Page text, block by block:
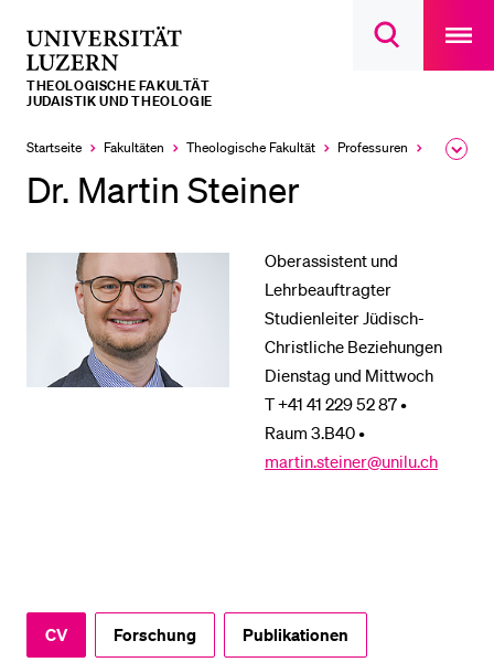
Suchdialog
main
THEOLOGISCHE FAKULTÄT
JUDAISTIK UND THEOLOGIE
Startseite Fakultäten Theologische Fakultät Professuren Judaistik
Dr. Martin Steiner
Oberassistent und
Lehrbeauftragter
Studienleiter Jüdisch-
Christliche Beziehungen
Dienstag und Mittwoch
T +41 41 229 52 87 •
Raum 3.B40 •
martin.steiner@unilu.ch
CV Forschung Publikationen
LETZTE SUCHEN
Sie haben noch keine Suche getätigt.
DIE UNI FÜR…
Schulklassen und Lehrpersonen
Studierende
Forschende
Mitarbeitende
Alumni
Bibliothek